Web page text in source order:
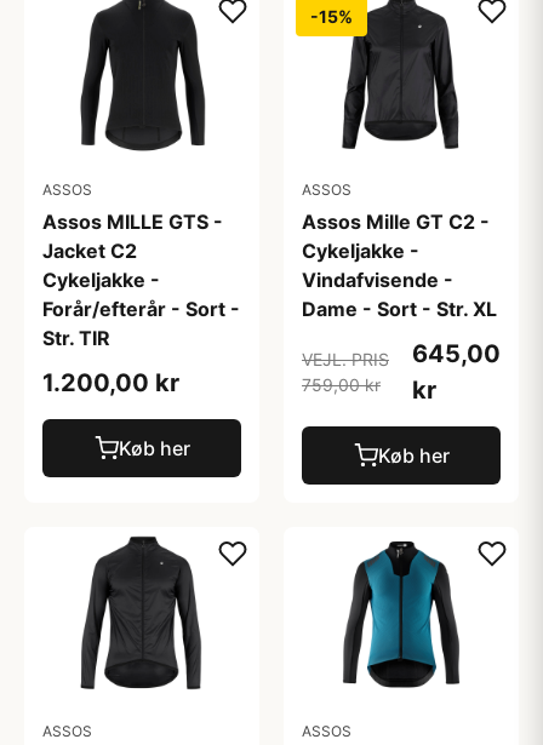
ASSOS
Assos MILLE GTS -
Jacket C2
Cykeljakke -
Forår/efterår - Sort -
Str. TIR
1.200,00 kr
Køb her
-15%
ASSOS
Assos Mille GT C2 -
Cykeljakke -
Vindafvisende -
Dame - Sort - Str. XL
VEJL. PRIS
759,00 kr
645,00
kr
Køb her
ASSOS ASSOS